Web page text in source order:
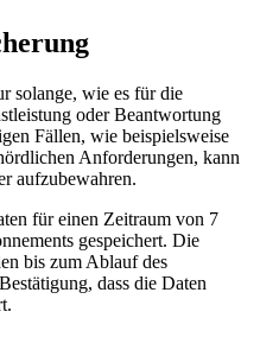
solange, wie es für die
oder Beantwortung
Fällen, wie beispielsweise
Anforderungen, kann
aufzubewahren.
für einen Zeitraum von 7
gespeichert. Die
bis zum Ablauf des
dass die Daten